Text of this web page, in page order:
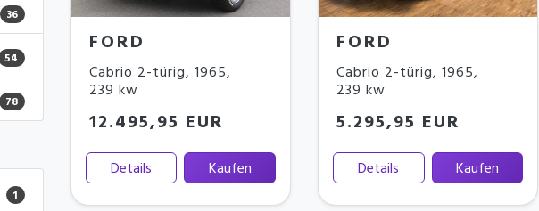
36
54
78
1
FORD
Cabrio 2-türig, 1965,
239 kw
12.495,95 EUR
Details Kaufen
FORD
Cabrio 2-türig, 1965,
239 kw
5.295,95 EUR
Details Kaufen